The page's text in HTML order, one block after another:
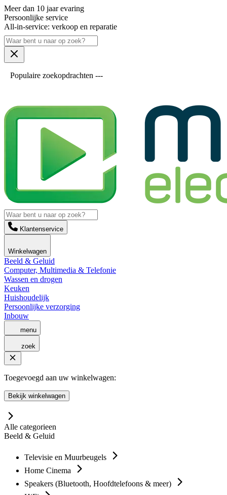
Meer dan 10 jaar evaring
Persoonlijke service
All-in-service: verkoop en reparatie
Populaire zoekopdrachten ---
Klantenservice
Winkelwagen
Beeld & Geluid
Computer, Multimedia & Telefonie
Wassen en drogen
Keuken
Huishoudelijk
Persoonlijke verzorging
Inbouw
menu
zoek
Toegevoegd aan uw winkelwagen:
Bekijk winkelwagen
Alle categorieen
Beeld & Geluid
Televisie en Muurbeugels
Home Cinema
Speakers (Bluetooth, Hoofdtelefoons & meer)